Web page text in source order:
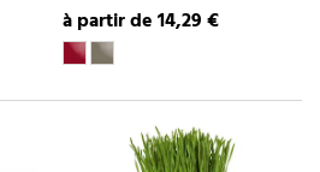
à partir de 14,29 €